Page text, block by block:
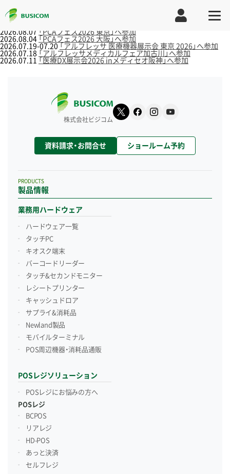
2026.08.07 「PCAフェス2026 東京」へ参加
2026.08.04 「PCAフェス2026 大阪」へ参加
2026.07.19-07.20 「アルフレッサ 医療機器展示会 東京 2026」へ参加
2026.07.18 「アルフレッサメディカルフェア加古川」へ参加
2026.07.11
「医療DX展示会2026 inメディセオ阪神」へ参加
株式会社ビジコム
資料請求・お問合せ ショールーム予約
製品情報
PRODUCTS
業務用ハードウェア
ハードウェア一覧
タッチPC
キオスク端末
バーコードリーダー
タッチ&セカンドモニター
レシートプリンター
キャッシュドロア
サプライ&消耗品
Newland製品
モバイルターミナル
POS周辺機器・消耗品通販
POSレジソリューション
POSレジにお悩みの方へ
POSレジ
BCPOS
リアレジ
HD-POS
あっと決済
セルフレジ